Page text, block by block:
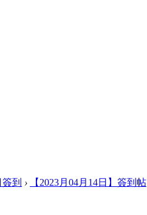
到 ›
【2023月04月14日】簽到帖